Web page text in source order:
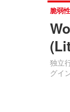
独立
グイ
脆弱